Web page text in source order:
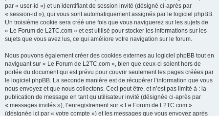
par « user-id ») et un identifiant de session invité (désigné ci-après par
« session-id »), qui vous sont automatiquement assignés par le logiciel phpBB.
Un troisième cookie sera créé une fois que vous naviguerez sur les sujets de
« Le Forum de L2TC.com » et est utilisé pour stocker les informations sur les
sujets que vous avez lus, ce qui améliore votre navigation sur le forum.
Nous pouvons également créer des cookies externes au logiciel phpBB tout en
naviguant sur « Le Forum de L2TC.com », bien que ceux-ci soient hors de
portée du document qui est prévu pour couvrir seulement les pages créées par
le logiciel phpBB. La seconde manière est de récupérer l’information que vous
nous envoyez et que nous collectons. Ceci peut être, et n’est pas limité à : la
publication de message en tant qu’utilisateur invité (désignée ci-après par
« messages invités »), l’enregistrement sur « Le Forum de L2TC.com »
(désignée ici par « votre compte ») et les messages que vous envoyez après